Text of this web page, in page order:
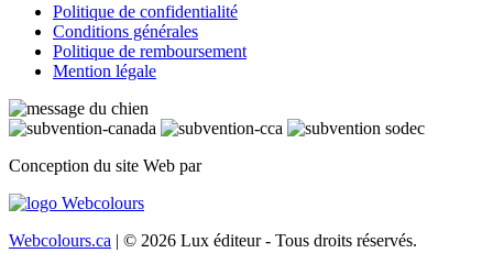
Politique de confidentialité
Conditions générales
Politique de remboursement
Mention légale
Conception du site Web par
Webcolours.ca | © 2026 Lux éditeur - Tous droits réservés.